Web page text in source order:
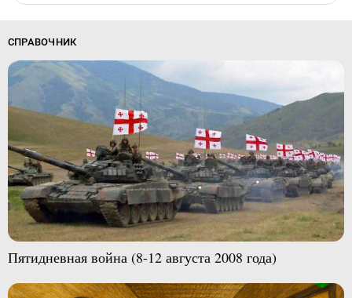
СПРАВОЧНИК
Пятидневная война (8-12 августа 2008 года)